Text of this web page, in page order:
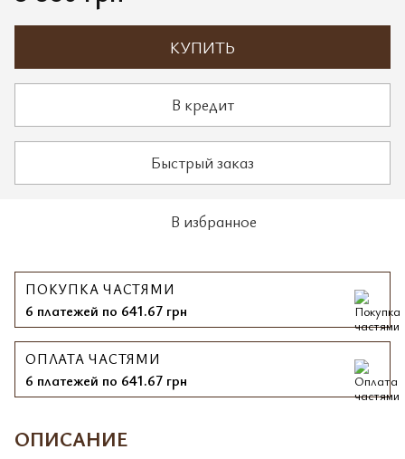
КУПИТЬ
В кредит
Быстрый заказ
В избранное
ПОКУПКА ЧАСТЯМИ
6 платежей по 641.67 грн
ОПЛАТА ЧАСТЯМИ
6 платежей по 641.67 грн
ОПИСАНИЕ